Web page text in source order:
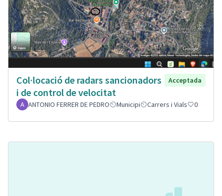
Col·locació de radars sancionadors
i de control de velocitat
Acceptada
ANTONIO FERRER DE PEDRO Municipi Carrers i Vials 0